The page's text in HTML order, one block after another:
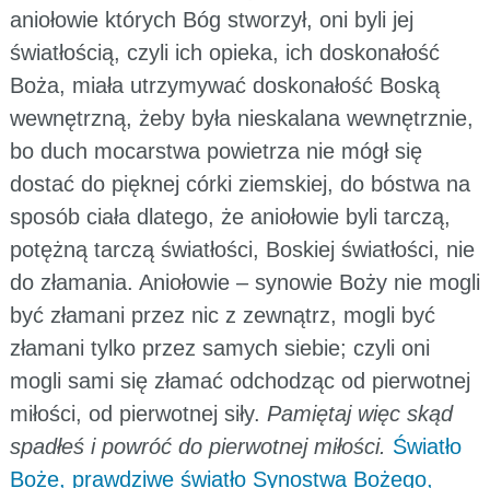
aniołowie których Bóg stworzył, oni byli jej
światłością, czyli ich opieka, ich doskonałość
Boża, miała utrzymywać doskonałość Boską
wewnętrzną, żeby była nieskalana wewnętrznie,
bo duch mocarstwa powietrza nie mógł się
dostać do pięknej córki ziemskiej, do bóstwa na
sposób ciała dlatego, że aniołowie byli tarczą,
potężną tarczą światłości, Boskiej światłości, nie
do złamania. Aniołowie – synowie Boży nie mogli
być złamani przez nic z zewnątrz, mogli być
złamani tylko przez samych siebie; czyli oni
mogli sami się złamać odchodząc od pierwotnej
miłości, od pierwotnej siły. Pamiętaj więc skąd
spadłeś i powróć do pierwotnej miłości. Światło
Boże, prawdziwe światło Synostwa Bożego,